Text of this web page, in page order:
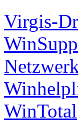
Virgis-
WinTotal